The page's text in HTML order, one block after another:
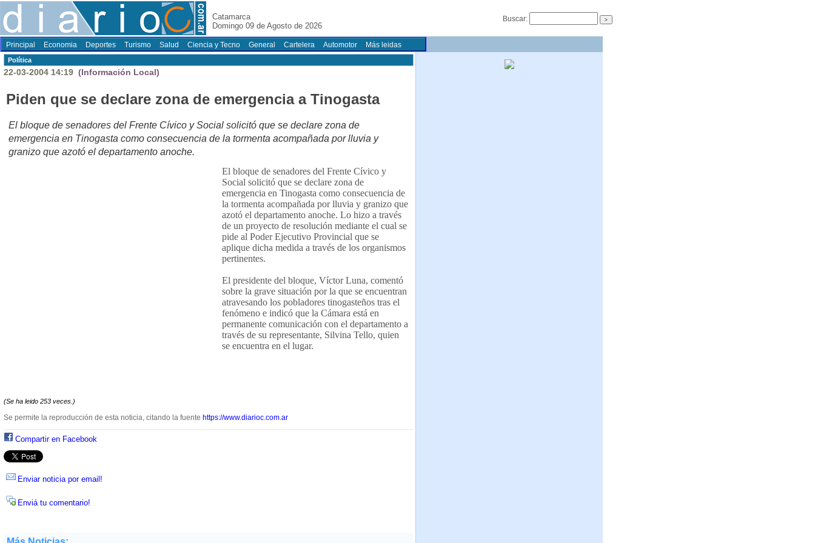
Catamarca
Domingo 09 de Agosto de 2026
Buscar:
Principal Economia Deportes Turismo Salud Ciencia y Tecno General Cartelera Automotor Más leidas
Polí­tica
22-03-2004 14:19 (Información Local)
Piden que se declare zona de emergencia a Tinogasta
El bloque de senadores del Frente Cívico y Social solicitó que se declare zona de
emergencia en Tinogasta como consecuencia de la tormenta acompañada por lluvia y
granizo que azotó el departamento anoche.
El bloque de senadores del Frente Cívico y
Social solicitó que se declare zona de
emergencia en Tinogasta como consecuencia de
la tormenta acompañada por lluvia y granizo que
azotó el departamento anoche. Lo hizo a través
de un proyecto de resolución mediante el cual se
pide al Poder Ejecutivo Provincial que se
aplique dicha medida a través de los organismos
pertinentes.
El presidente del bloque, Víctor Luna, comentó
sobre la grave situación por la que se encuentran
atravesando los pobladores tinogasteños tras el
fenómeno e indicó que la Cámara está en
permanente comunicación con el departamento a
través de su representante, Silvina Tello, quien
se encuentra en el lugar.
(Se ha leido 253 veces.)
Se permite la reproducción de esta noticia, citando la fuente https://www.diarioc.com.ar
Compartir en Facebook
Enviar noticia por email!
Enviá tu comentario!